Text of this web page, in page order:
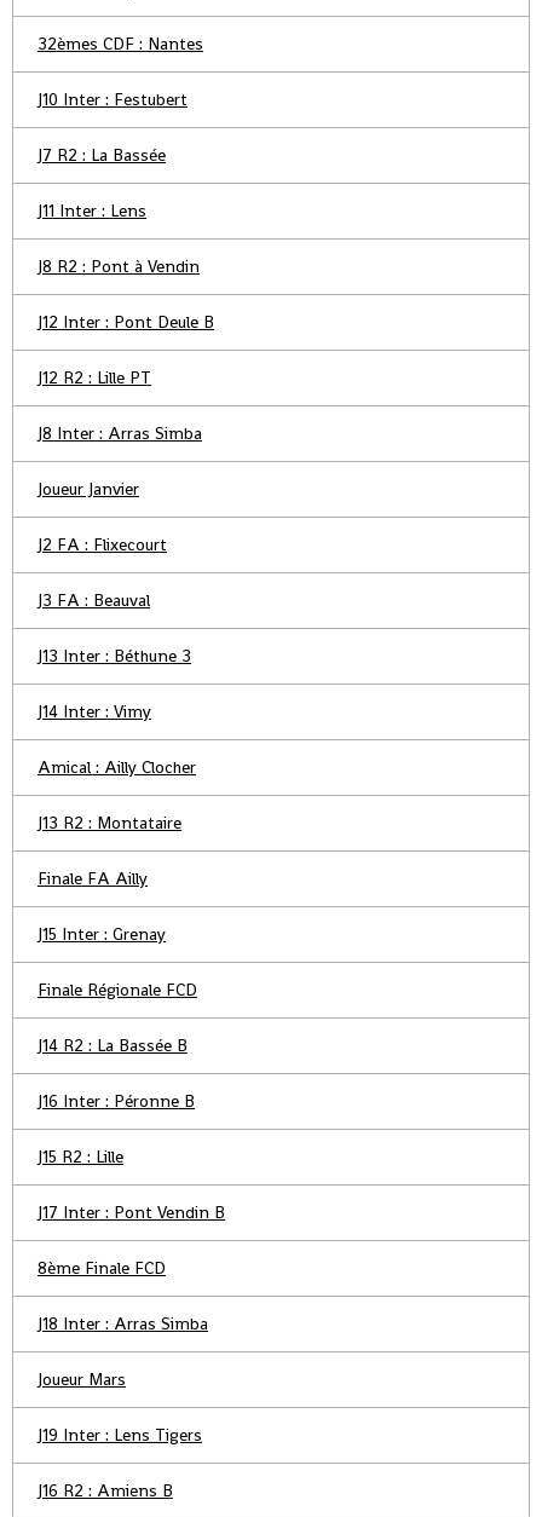
32èmes CDF : Nantes
J10 Inter : Festubert
J7 R2 : La Bassée
J11 Inter : Lens
J8 R2 : Pont à Vendin
J12 Inter : Pont Deule B
J12 R2 : Lille PT
J8 Inter : Arras Simba
Joueur Janvier
J2 FA : Flixecourt
J3 FA : Beauval
J13 Inter : Béthune 3
J14 Inter : Vimy
Amical : Ailly Clocher
J13 R2 : Montataire
Finale FA Ailly
J15 Inter : Grenay
Finale Régionale FCD
J14 R2 : La Bassée B
J16 Inter : Péronne B
J15 R2 : Lille
J17 Inter : Pont Vendin B
8ème Finale FCD
J18 Inter : Arras Simba
Joueur Mars
J19 Inter : Lens Tigers
J16 R2 : Amiens B